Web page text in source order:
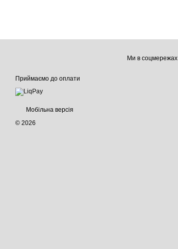
Приймаємо до оплати
Мобільна версія
© 2026
Ми в соцмережах